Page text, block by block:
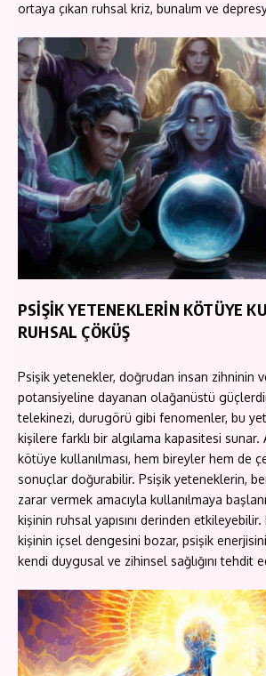
ortaya çıkan ruhsal kriz, bunalım ve
PSİŞİK YETENEKLERİN KÖTÜYE
RUHSAL ÇÖKÜŞ
Psişik yetenekler, doğrudan insan zihninin
potansiyeline dayanan olağanüstü
telekinezi, durugörü gibi fenomenler, bu
kişilere farklı bir algılama kapasitesi sunar.
kötüye kullanılması, hem bireyler hem de
sonuçlar doğurabilir. Psişik yeteneklerin,
zarar vermek amacıyla kullanılmaya
kişinin ruhsal yapısını derinden
kişinin içsel dengesini bozar, psişik enerjisini
kendi duygusal ve zihinsel sağlığını tehdit